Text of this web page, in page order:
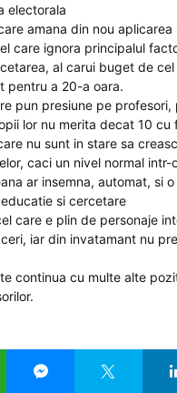
electorala
amana din nou aplicarea
care ignora principalul
al carui buget de cel
pentru a 20-a oara.
pun presiune pe profesori,
lor nu merita decat 10 cu
nu sunt in stare sa
caci un nivel normal intr-
ar insemna, automat, si
si cercetare
care e plin de personaje
iar din invatamant nu
continua cu multe alte